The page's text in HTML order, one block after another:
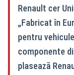
Renault cer
„Fabricat în
pentru
componente
plasează